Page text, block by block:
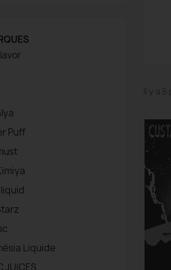
Puff
Liquide
Il y a